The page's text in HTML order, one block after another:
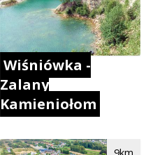
Wiśniówka -
Zalany
Kamieniołom